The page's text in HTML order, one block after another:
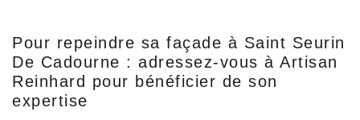
Pour repeindre sa façade à Saint Seurin
De Cadourne : adressez-vous à Artisan
Reinhard pour bénéficier de son
expertise